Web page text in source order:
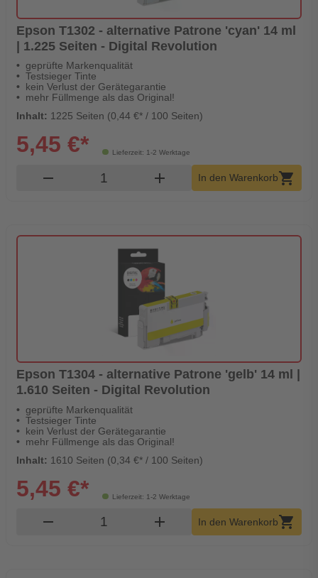
Epson T1302 - alternative Patrone 'cyan' 14 ml
| 1.225 Seiten - Digital Revolution
geprüfte Markenqualität
Testsieger Tinte
kein Verlust der Gerätegarantie
mehr Füllmenge als das Original!
Inhalt: 1225 Seiten (0,44 €* / 100 Seiten)
Lieferzeit: 1-2 Werktage
5,45 €*
remove Produkt Warenkorb Menge
add In den Warenkorbshopping_cart
Epson T1304 - alternative Patrone 'gelb' 14 ml |
1.610 Seiten - Digital Revolution
geprüfte Markenqualität
Testsieger Tinte
kein Verlust der Gerätegarantie
mehr Füllmenge als das Original!
Inhalt: 1610 Seiten (0,34 €* / 100 Seiten)
Lieferzeit: 1-2 Werktage
5,45 €*
remove Produkt Warenkorb Menge
add In den Warenkorbshopping_cart